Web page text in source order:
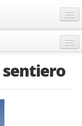
sentiero